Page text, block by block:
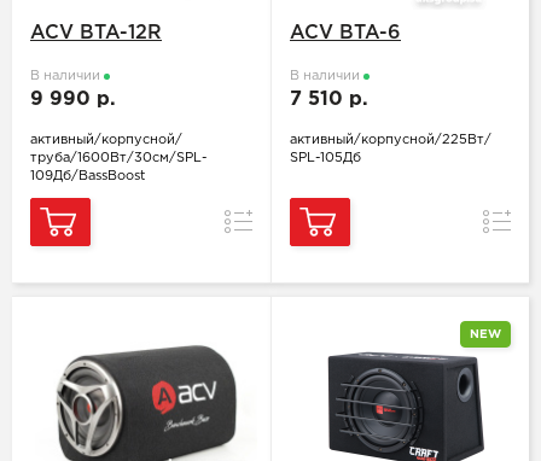
ACV BTA-12R
В наличии
9 990 р.
активный/корпусной/
труба/1600Вт/30см/SPL-
109Дб/BassBoost
Сравнение
ACV BTA-6
В наличии
7 510 р.
активный/корпусной/225Вт/
SPL-105Дб
NEW